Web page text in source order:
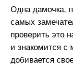
Одна дамочка,
самых
проверить это
и знакомится
добивается